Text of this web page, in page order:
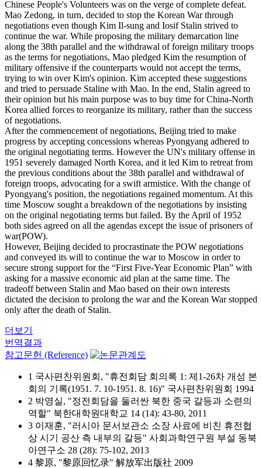
Chinese People's Volunteers was on the verge of complete defeat.
Mao Zedong, in turn, decided to stop the Korean War through
negotiations even though Kim Il-sung and Iosif Stalin strived to
continue the war. While proposing the military demarcation line
along the 38th parallel and the withdrawal of foreign military troops
as the terms for negotiations, Mao pledged Kim the resumption of
military offensive if the counterparts would not accept the terms,
trying to win over Kim's opinion. Kim accepted these suggestions
and tried to persuade Staline with Mao. In the end, Stalin agreed to
their opinion but his main purpose was to buy time for China-North
Korea allied forces to reorganize its military, rather than the success
of negotiations.
After the commencement of negotiations, Beijing tried to make
progress by accepting concessions whereas Pyongyang adhered to
the original negotiating terms. However the UN's military offense in
1951 severely damaged North Korea, and it led Kim to retreat from
the previous conditions about the 38th parallel and withdrawal of
foreign troops, advocating for a swift armistice. With the change of
Pyongyang's position, the negotiations regained momentum. At this
time Moscow sought a breakdown of the negotiations by insisting
on the original negotiating terms but failed. By the April of 1952
both sides agreed on all the agendas except the issue of prisoners of
war(POW).
However, Beijing decided to procrastinate the POW negotiations
and conveyed its will to continue the war to Moscow in order to
secure strong support for the “First Five-Year Economic Plan” with
asking for a massive economic aid plan at the same time. The
tradeoff between Stalin and Mao based on their own interests
dictated the decision to prolong the war and the Korean War stopped
only after the death of Stalin.
더보기
번역결과
참고문헌 (Reference)
1 국사편찬위원회, "휴전회담 회의록 1: 제1-26차 개성 본
회의 기록(1951. 7. 10-1951. 8. 16)" 국사편찬위원회 1994
2 박영실, "정전회담을 둘러싼 북한 중국 갈등과 소련의
역할" 북한대학원대학교 14 (14): 43-80, 2011
3 이재훈, "러시아 문서보관소 소장 사료에 비친 휴전협
상 시기 공산 측 내부의 갈등" 사회과학연구원 부설 동북
아연구소 28 (28): 75-102, 2013
4 黎原, "黎原回忆录" 解放军出版社 2009